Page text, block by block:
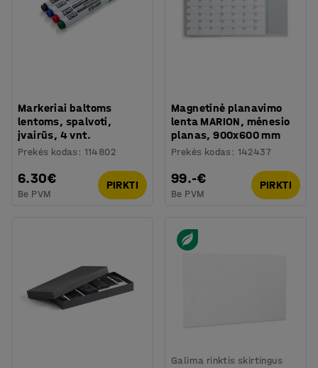
Markeriai baltoms
lentoms, spalvoti,
įvairūs, 4 vnt.
Prekės kodas : 114802
6.30€
Be PVM
PIRKTI
Magnetinė planavimo
lenta MARION, mėnesio
planas, 900x600 mm
Prekės kodas : 142437
99.-€
Be PVM
PIRKTI
Galima rinktis skirtingus